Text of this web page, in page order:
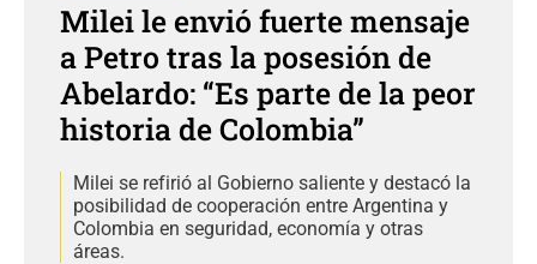
Milei le envió fuerte mensaje
a Petro tras la posesión de
Abelardo: “Es parte de la peor
historia de Colombia”
Milei se refirió al Gobierno saliente y destacó la
posibilidad de cooperación entre Argentina y
Colombia en seguridad, economía y otras
áreas.